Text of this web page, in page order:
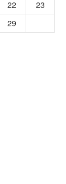
22
23
29